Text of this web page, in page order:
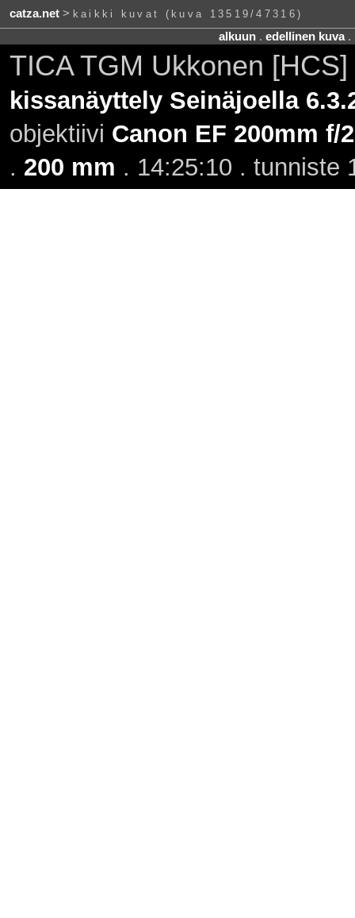
catza.net> kaikki kuvat (kuva 13519/47316)
alkuun. edellinen kuva.
TICA TGM Ukkonen
kissanäyttely Seinäjoella
objektiivi Canon EF 200mm f/
. 200 mm . 14:25:10 . tunniste